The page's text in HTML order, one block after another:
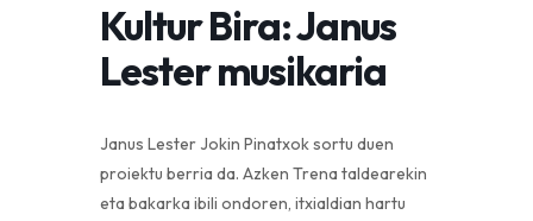
Kultur Bira: Janus
Lester musikaria
Janus Lester Jokin Pinatxok sortu duen
proiektu berria da. Azken Trena taldearekin
eta bakarka ibili ondoren, itxialdian hartu